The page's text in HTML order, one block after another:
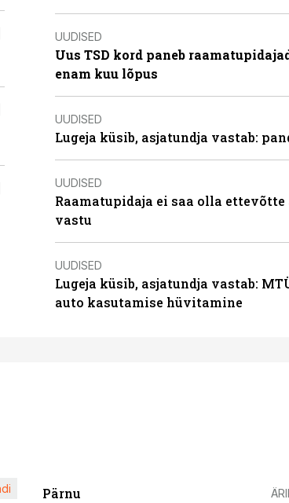
UUDISED
Uus TSD kord paneb
enam kuu lõpus
UUDISED
Lugeja küsib, asjatundja vastab:
UUDISED
Raamatupidaja ei saa olla
vastu
UUDISED
Lugeja küsib, asjatundja vastab:
auto kasutamise hüvitamine
Pärnu